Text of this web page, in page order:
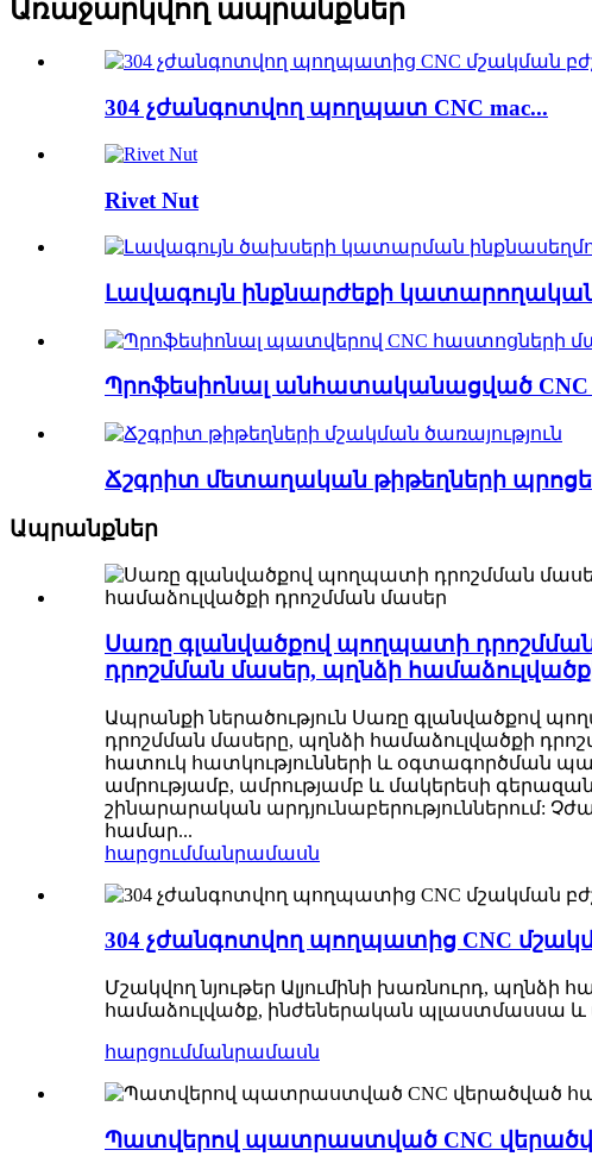
Առաջարկվող ապրանքներ
304 չժանգոտվող պողպատ CNC mac...
Rivet Nut
Լավագույն ինքնարժեքի
Պրոֆեսիոնալ անհատականացված CNC
Ճշգրիտ մետաղական թիթեղների
Ապրանքներ
Սառը գլանվածքով պողպատի
դրոշմման մասեր, պղնձի
Ապրանքի ներածություն Սառը գլանվածքով
դրոշմման մասերը, պղնձի համաձուլվածքի
հատուկ հատկությունների և օգտագործման
ամրությամբ, ամրությամբ և մակերեսի
շինարարական արդյունաբերություններում:
համար...
հարցումմանրամասն
304 չժանգոտվող պողպատից CNC
Մշակվող նյութեր Ալյումինի խառնուրդ,
համաձուլվածք, ինժեներական պլաստմասսա և
հարցումմանրամասն
Պատվերով պատրաստված CNC